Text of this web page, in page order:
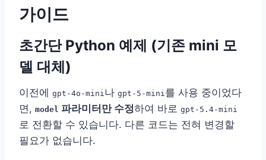
가이드
초간단 Python 예제 (기존 mini 모
델 대체)
이전에 gpt-4o-mini 나 gpt-5-mini 를 사용 중이었다
면, model 파라미터만 수정하여 바로 gpt-5.4-mini
로 전환할 수 있습니다. 다른 코드는 전혀 변경할
필요가 없습니다.